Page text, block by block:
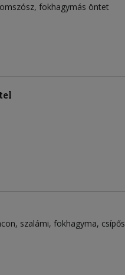
fokhagymás öntet
szalámi fokhagyma csípős